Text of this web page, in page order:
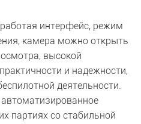
интерфейс, режим
камера можно открыть
высокой
и надежности,
деятельности.
партиях со стабильной